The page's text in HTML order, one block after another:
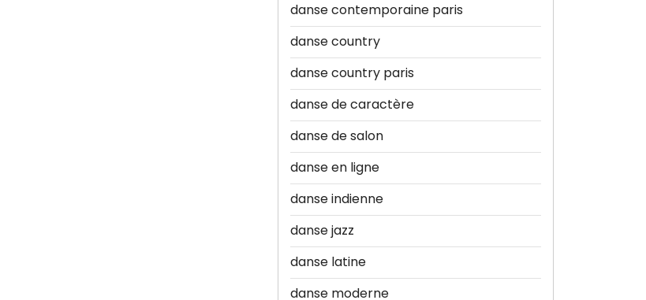
danse contemporaine paris
danse country
danse country paris
danse de caractère
danse de salon
danse en ligne
danse indienne
danse jazz
danse latine
danse moderne